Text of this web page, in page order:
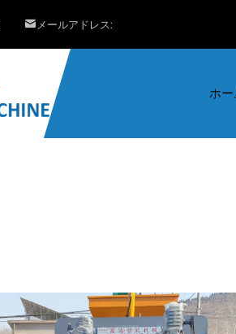
メールアドレス:
ホ